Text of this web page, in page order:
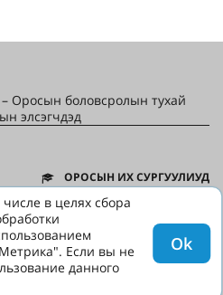
Оросын боловсролын тухай
элсэгчдэд
ОРОСЫН ИХ СУРГУУЛИУД
ОХУ-ЫНБҮС НУТГУУД
БҮХ ДУГААРУУД
ХАМТРАГЧИД
ХЭРЭГЛЭГЧИЙН ГЭРЭЭ
НУУЦЛАЛ
HED
в целях сбора
Если вы не
данного
Ok